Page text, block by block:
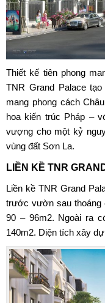
Thiết kế tiên phong
TNR Grand Palace
mang phong cách
hoa kiến trúc Pháp –
vượng cho một kỷ
vùng đất Sơn La.
LIỀN KỀ TNR
Liền kềTNR Grand
trước vườn sau thoáng
90 – 96m2. Ngoài ra
140m2. Diện tích xây